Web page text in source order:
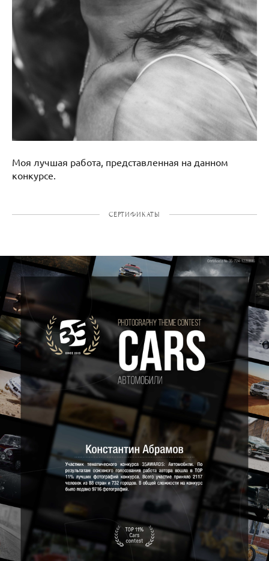
Моя лучшая работа, представленная на данном
конкурсе.
СЕРТИФИКАТЫ